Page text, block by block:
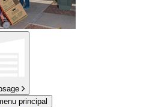
principal